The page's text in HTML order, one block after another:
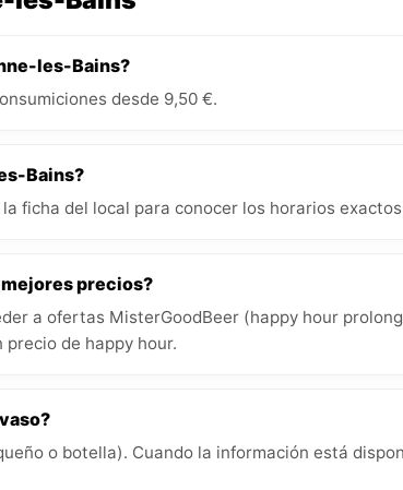
les-Bains?
desde 9,50 €.
Bains?
ficha del local para conocer los horarios
precios?
a ofertas MisterGoodBeer (happy hour
de happy hour.
o botella). Cuando la información está